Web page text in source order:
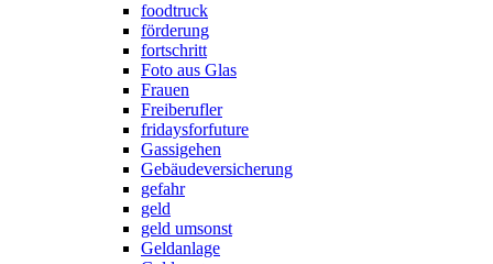
foodtruck
förderung
fortschritt
Foto aus Glas
Frauen
Freiberufler
fridaysforfuture
Gassigehen
Gebäudeversicherung
gefahr
geld
geld umsonst
Geldanlage